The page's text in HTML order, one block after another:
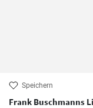
Speichern
Frank Buschmanns